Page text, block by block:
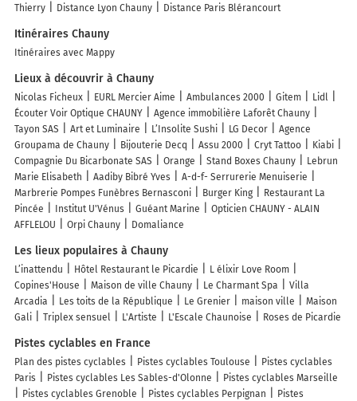
Thierry
Distance Lyon Chauny Distance Paris Blérancourt
Itinéraires Chauny
Itinéraires avec Mappy
Lieux à découvrir à Chauny
Nicolas Ficheux EURL Mercier Aime Ambulances 2000 Gitem
Lidl
Écouter Voir Optique CHAUNY
Agence immobilière Laforêt Chauny
Tayon SAS
Art et Luminaire L’Insolite Sushi LG Decor
Agence
Groupama de Chauny
Bijouterie Decq Assu 2000 Cryt Tattoo
Kiabi
Compagnie Du Bicarbonate SAS
Orange Stand Boxes Chauny
Lebrun
Marie Elisabeth
Aadiby Bibré Yves
A-d-f- Serrurerie Menuiserie
Marbrerie Pompes Funèbres Bernasconi
Burger King
Restaurant La
Pincée
Institut U'Vénus Guéant Marine
Opticien CHAUNY - ALAIN
AFFLELOU
Orpi Chauny Domaliance
Les lieux populaires à Chauny
L’inattendu Hôtel Restaurant le Picardie
L élixir Love Room
Copines'House
Maison de ville Chauny Le Charmant Spa
Villa
Arcadia
Les toits de la République Le Grenier maison ville
Maison
Gali
Triplex sensuel L'Artiste L'Escale Chaunoise Roses de Picardie
Pistes cyclables en France
Plan des pistes cyclables Pistes cyclables Toulouse
Pistes cyclables
Paris
Pistes cyclables Les Sables-d'Olonne
Pistes cyclables Marseille
Pistes cyclables Grenoble
Pistes cyclables Perpignan
Pistes